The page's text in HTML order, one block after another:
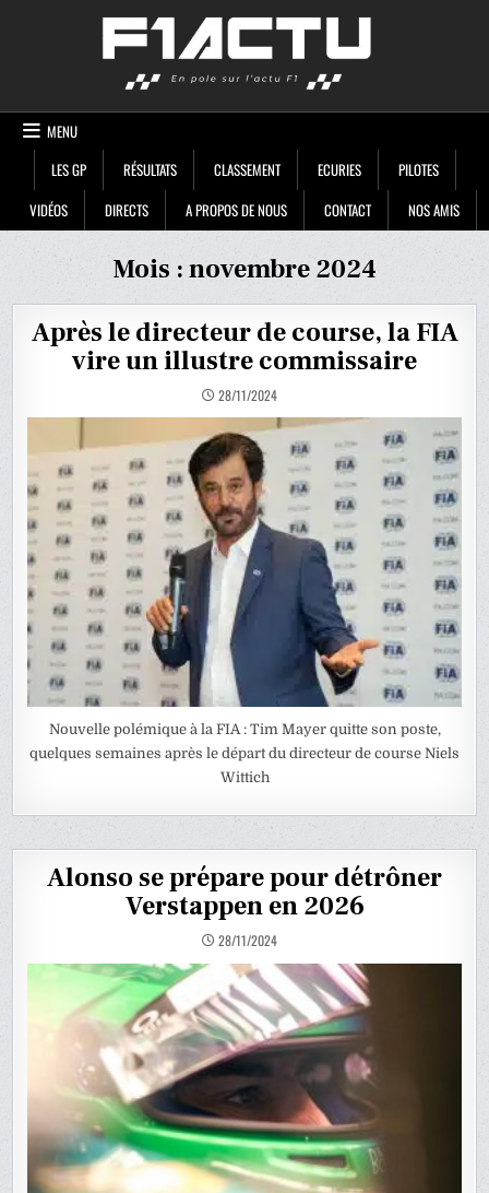
MENU
LES GP
RÉSULTATS CLASSEMENT ECURIES
PILOTES
VIDÉOS
DIRECTS A PROPOS DE NOUS CONTACT NOS AMIS
Mois :novembre 2024
Après le directeur de course, la FIA
vire un illustre commissaire
28/11/2024
Nouvelle polémique à la FIA : Tim Mayer quitte son poste,
quelques semaines après le départ du directeur de course Niels
Wittich
Alonso se prépare pour détrôner
Verstappen en 2026
28/11/2024